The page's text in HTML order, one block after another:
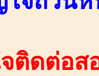
ติดต่อส